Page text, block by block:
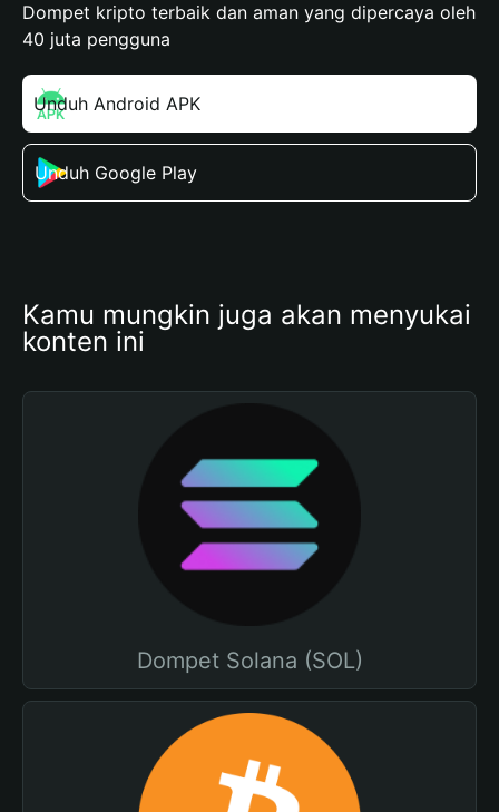
Dompet kripto terbaik dan aman yang dipercaya oleh
40 juta pengguna
Unduh Android APK
Unduh Google Play
Kamu mungkin juga akan menyukai
konten ini
Dompet Solana (SOL)